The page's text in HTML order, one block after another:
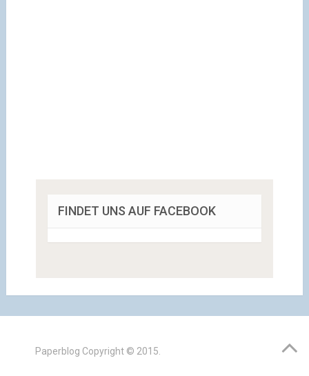
FINDET UNS AUF FACEBOOK
Paperblog Copyright © 2015.